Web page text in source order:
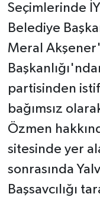
Seçimlerinde
Belediye
Meral
partisinden
bağımsız
Özmen
sitesinde yer
sonrasında
Başsavcılığı